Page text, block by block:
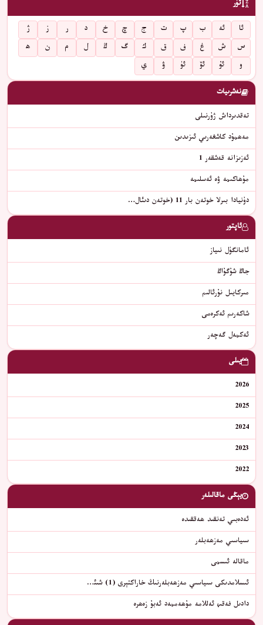
تۈر
ئا ئە ب پ ت ج چ خ د ر ز
ژ
س
ش غ ف ق ك گ ڭ ل م ن
ھ
و
ئۇ ئۆ ئۈ ۋ ي
نەشرىيات
تەقدىرداش ژۇرنىلى
مەھمۇد كاشغەرىي ئىزىدىن
ئەزىزانە قەشقەر 1
مۇھاكىمە ۋە ئەسلىمە
دۇنيادا بىرلا خوتەن بار 11 (خوتەن دىئال…
ئاپتور
ئامانگۈل نىياز
جاڭ شۇگۇاڭ
ﻣﯩﺮﻛﺎﻳﯩﻞ ﻧﯘﺭﺋﺎﻟﯩﻢ
شاكەرىم ئەكرەمى
ﺋﻪﻛﻤﻪﻝ ﮔﻪﭼﻪﺭ
يىلى
2026
2025
2024
2023
2022
يېڭى ماقالىلەر
ئەدەبىي تەنقىد ھەققىدە
سىياسىي مەزھەبلەر
ماقالە ئىسمى
ئىسلامدىكى سىياسىي مەزھەبلەرنىڭ خاراكتېرى (1) شىئ…
دادىل فەقىھ ئەللامە مۇھەممەد ئەبۇ زەھرە